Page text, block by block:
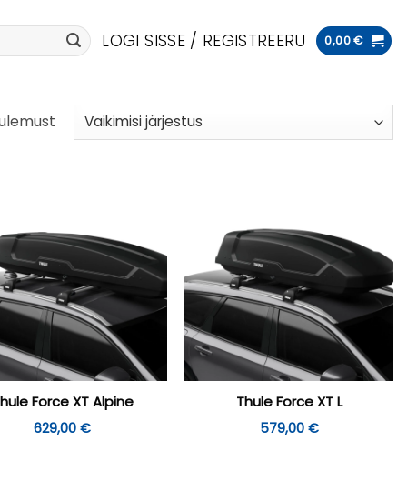
LOGI SISSE / REGISTREERU 0,00€
Force XT Alpine
629,00€
Thule Force XT L
579,00 €